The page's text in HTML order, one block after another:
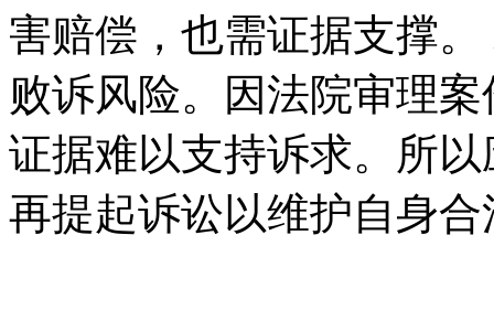
害赔偿，也需证据支撑
败诉风险。因法院审理
证据难以支持诉求。所
再提起诉讼以维护自身